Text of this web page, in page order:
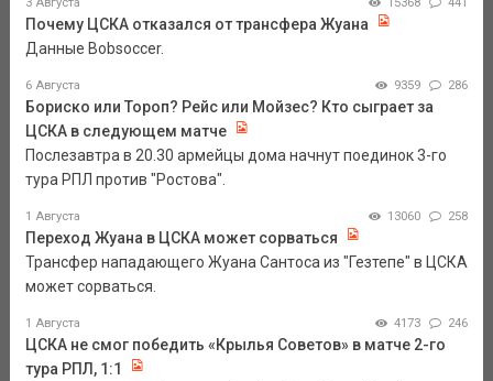
3 Августа 15368 441
Почему ЦСКА отказался от трансфера Жуана
Данные Bobsoccer.
6 Августа 9359 286
Бориско или Тороп? Рейс или Мойзес? Кто сыграет за
ЦСКА в следующем матче
Послезавтра в 20.30 армейцы дома начнут поединок 3-го
тура РПЛ против "Ростова".
1 Августа 13060 258
Переход Жуана в ЦСКА может сорваться
Трансфер нападающего Жуана Сантоса из "Гезтепе" в ЦСКА
может сорваться.
1 Августа 4173 246
ЦСКА не смог победить «Крылья Советов» в матче 2-го
тура РПЛ, 1:1